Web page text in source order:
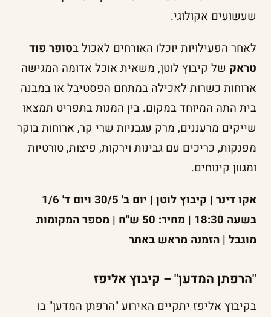
שעשועים אקולוגי.
לאחר הפעילויות יוכלו האורחים לאכול בסופר פוד
טראק של קיבוץ לוטן, משאית אוכל אדומה המגישה
ארוחות כשרות לאכילה במתחם הפסטיבל או במבנה
בית התה המיוחד במקום. בין המנות בתפריט תמצאו
שייקים מרעננים, מרק עגבניות שרי קר, ארוחות בוקר
מפנקות, כריכים עם גבינות וירקות, פיצות, טורטיות
ומגוון קינוחים.
אקו דינר | קיבוץ לוטן | יום ב' 30/5 ויום ד' 1/6
בשעה 18:30 | מחיר: 50 ש"ח | מספר המקומות
מוגבל | הזמנה מראש באתר
"הרפתן המדען" – קיבוץ אליפז
בקיבוץ אליפז יתקיים האירוע "הרפתן המדען" בו